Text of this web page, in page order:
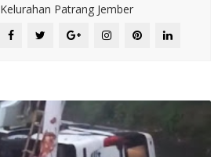
Kelurahan Patrang Jember